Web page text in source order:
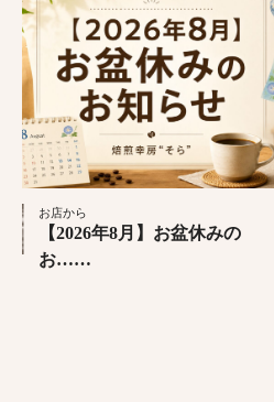
お店から
【2026年8月】お盆休みの
お……